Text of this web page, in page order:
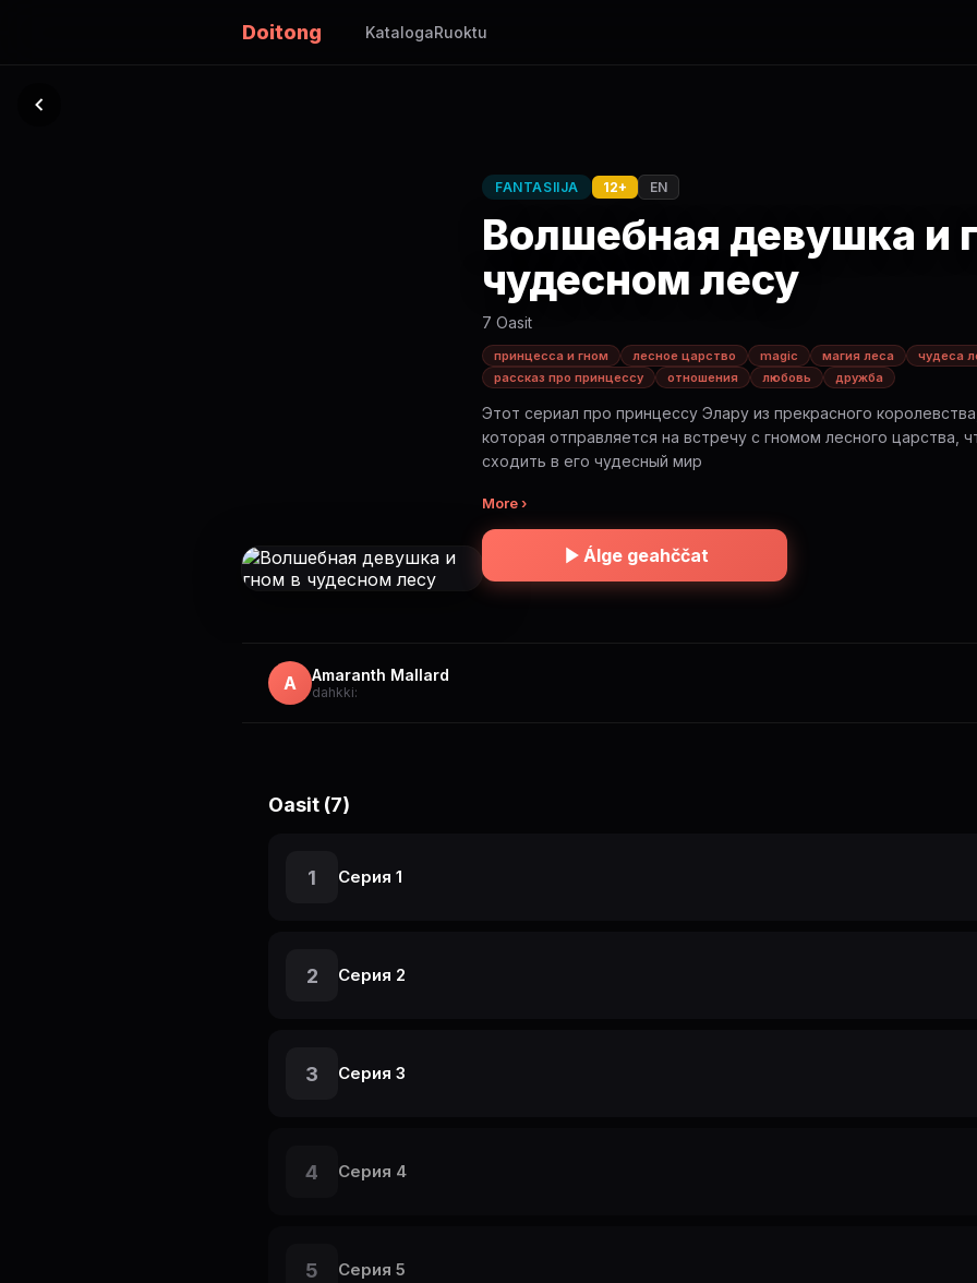
Doitong KatalogaRuoktu
FANTASIIJA 12+ EN
Волшебная девушка и
чудесном лесу
7 Oasit
принцесса и гном лесное царство magic магия леса чудеса
рассказ про принцессу
отношения любовь дружба
Этот сериал про принцессу Элару из прекрасного королевства,
которая отправляется на встречу с гномом лесного царства,
сходить в его чудесный мир
More ›
Álge geahččat
A Amaranth Mallard
dahkki:
Oasit (7)
1 Серия 1
2 Серия 2
3 Серия 3
4 Серия 4
5 Серия 5